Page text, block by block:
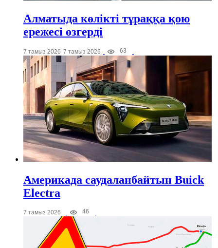
Алматыда көлікті тұраққа қою
ережесі өзгерді
7 тамыз 2026 7 тамыз 2026 63
Америкада саудаланбайтын Buick
Electra
7 тамыз 2026 46